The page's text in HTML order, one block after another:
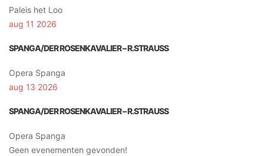
Paleis het Loo
aug 11 2026
SPANGA/DER ROSENKAVALIER – R.STRAUSS
Opera Spanga
aug 13 2026
SPANGA/DER ROSENKAVALIER – R.STRAUSS
Opera Spanga
Geen evenementen gevonden!